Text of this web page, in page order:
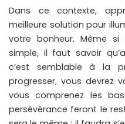
Dans ce contexte,
meilleure solution pour
votre bonheur. Même
simple, il faut savoir
c’est semblable à la
progresser, vous devrez
vous comprenez les
persévérance feront le